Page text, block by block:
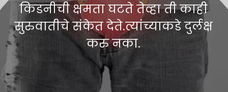
किडनीची क्षमता घटते तेव्हा ती काही
सुरुवातीचे संकेत देते.त्यांच्याकडे दुर्लक्ष
करु नका.